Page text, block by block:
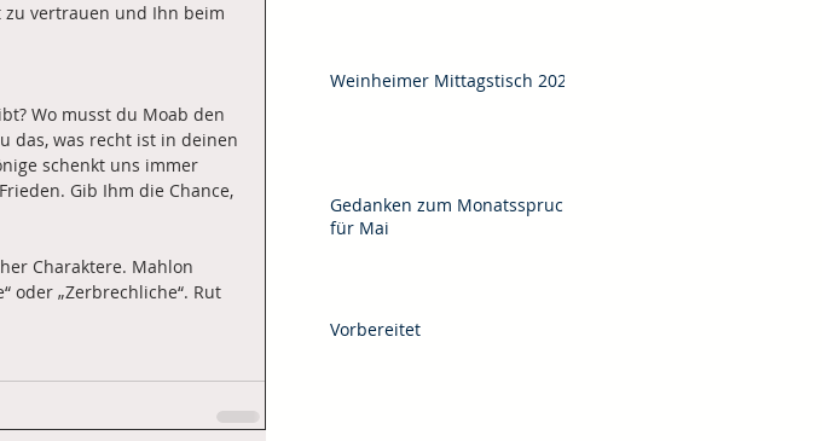
zu vertrauen und Ihn beim
Wo musst du Moab den
das, was recht ist in deinen
schenkt uns immer
Gib Ihm die Chance,
Charaktere. Mahlon
oder „Zerbrechliche“. Rut
Weinheimer Mittagstisch 2025
Gedanken zum Monatsspruch
für Mai
Vorbereitet